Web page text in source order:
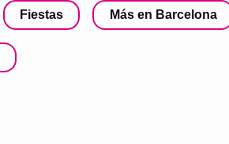
Fiestas Más en Barcelona